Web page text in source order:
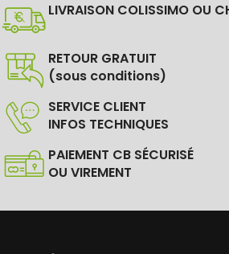
LIVRAISON COLISSIMO OU
RETOUR GRATUIT
(sous conditions)
SERVICE CLIENT
INFOS TECHNIQUES
PAIEMENT CB SÉCURISÉ
OU VIREMENT